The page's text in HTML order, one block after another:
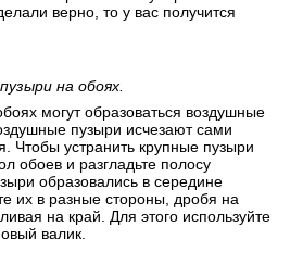
верно, то у вас получится
на обоях.
могут образоваться воздушные
пузыри исчезают сами
Чтобы устранить крупные пузыри
обоев и разгладьте полосу
образовались в середине
их в разные стороны, дробя на
на край. Для этого используйте
валик.